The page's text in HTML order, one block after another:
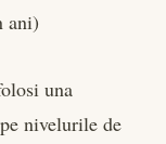
ani)
una
nivelurile de